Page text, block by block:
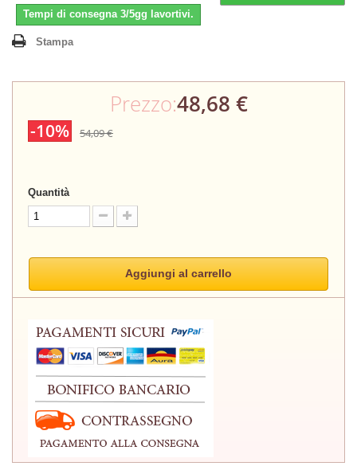
Tempi di consegna 3/5gg lavortivi.
Stampa
Prezzo:48,68 €
-10% 54,09 €
Quantità
Aggiungi al carrello